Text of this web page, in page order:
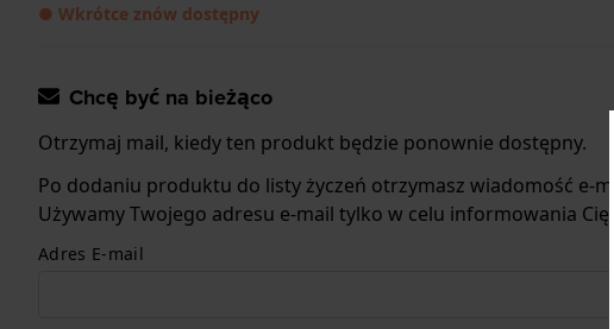
● Wkrótce znów dostępny
Chcę być na bieżąco
Otrzymaj mail, kiedy ten produkt będzie ponownie dostępny.
Po dodaniu produktu do listy życzeń otrzymasz wiadomość e-
Używamy Twojego adresu e-mail tylko w celu informowania
Adres E-mail